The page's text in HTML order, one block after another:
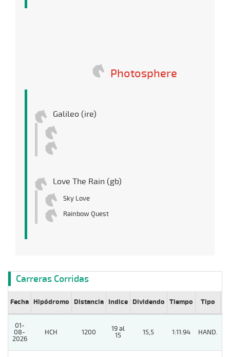
Photosphere
Galileo (ire)
Love The Rain (gb)
Sky Love
Rainbow Quest
Carreras Corridas
Fecha Hipódromo Distancia Indice Dividendo Tiempo Tipo
01-
08-
2026
HCH 1200
19 al
15
15,5 1:11:94 HAND.